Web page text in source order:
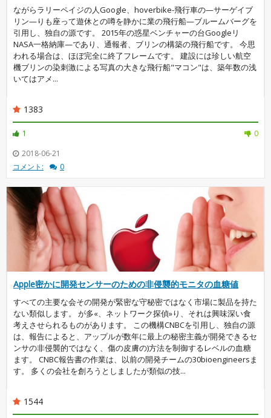
ながらラリーペイジの人Google、hoverbike-飛行車の—サーゲイブ
リン—りも座って遊休との噂を静かに業の飛行船—ブルームバーグを
引用し、独自の源です。 2015年の惑星ベンチャーの台Googleリ
NASA一格納庫—であり、通報者、ブリンの構築の飛行船です。 今思
われる場合は、ほぼ完全に終了フレームです。 建設には珍しい航空
機ブリンの染刺激による写真の大きな飛行船"マコン"は、築年数の浅
いてはアメ...
1383
1
0
2018-06-21
コメント:
0
Apple密かに開発センサーのための非侵襲的モニタの血糖値
すべての主要な会その開発が緊密な守秘密ではなく市場に製品を持た
ない類似します。 が多«、ネットワーク探偵»り、それは興味深い食
考えさせられるものがあります。 この機構CNBCを引用し、独自の源
は、報告によると、アップルが数年に最上の秘密主義が開発できるセ
ンサの非侵襲的ではなく、傷の皮膚の)方法を制御するレベルの血糖
ます。 CNBC報告書の作業は、以前の開発チームの30bioengineersま
す。 多くの会社を創ろうとしましたが類似の技...
1544